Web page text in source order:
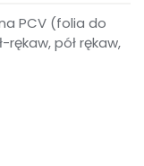
PCV (folia do
rękaw, pół rękaw,